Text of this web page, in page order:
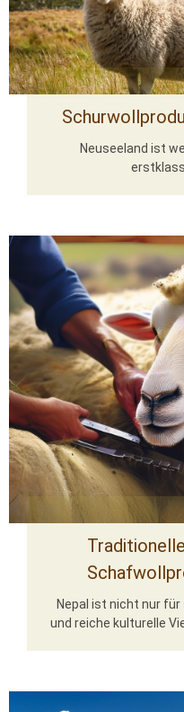
Neuseeland ist
Nepal ist nicht nur
und reiche kulturelle